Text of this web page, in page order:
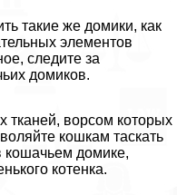
такие же домики, как
элементов
следите за
домиков.
тканей, ворсом которых
кошкам таскать
кошачьем домике,
котенка.